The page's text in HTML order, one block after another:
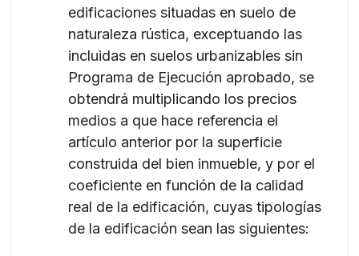
edificaciones situadas en suelo de
naturaleza rústica, exceptuando las
incluidas en suelos urbanizables sin
Programa de Ejecución aprobado, se
obtendrá multiplicando los precios
medios a que hace referencia el
artículo anterior por la superficie
construida del bien inmueble, y por el
coeficiente en función de la calidad
real de la edificación, cuyas tipologías
de la edificación sean las siguientes: